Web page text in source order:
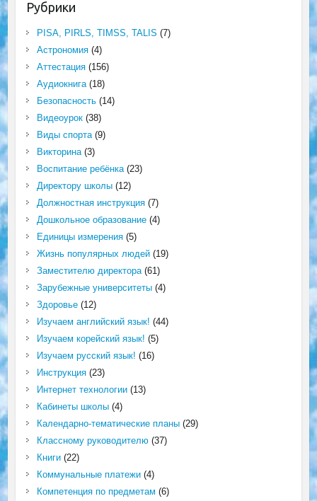
Рубрики
PISA, PIRLS, TIMSS, TALIS (7)
Астрономия(4)
Аттестация(156)
Аудиокнига(18)
Безопасность(14)
Видеоурок(38)
Виды спорта(9)
Викторина(3)
Воспитание ребёнка(23)
Директору школы(12)
Должностная инструкция(7)
Дошкольное образование(4)
Единицы измерения(5)
Жизнь популярных людей(19)
Заместителю директора(61)
Зарубежные университеты(4)
Здоровье(12)
Изучаем английский язык! (44)
Изучаем корейский язык! (5)
Изучаем русский язык! (16)
Инструкция(23)
Интернет технологии(13)
Кабинеты школы(4)
Календарно-тематические планы(29)
Классному руководителю(37)
Книги(22)
Коммунальные платежи(4)
Компетенция по предметам (6)